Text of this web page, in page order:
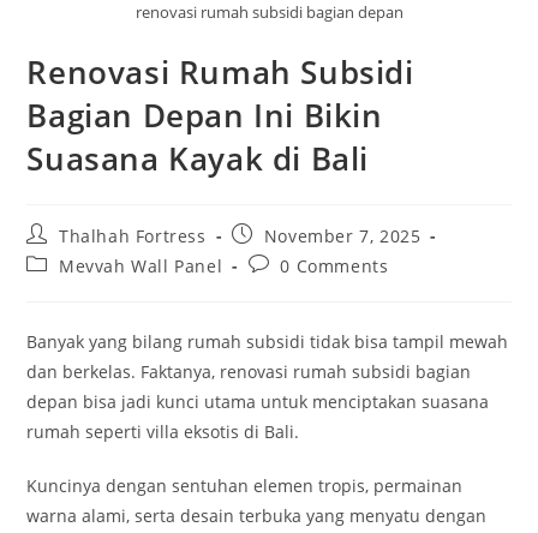
renovasi rumah subsidi bagian depan
Renovasi Rumah Subsidi
Bagian Depan Ini Bikin
Suasana Kayak di Bali
Post
author:
Thalhah Fortress
Post
published:
November 7, 2025
PostMevvah Wall Panel
Post0 Comments
Banyak yang bilang rumah subsidi tidak bisa tampil mewah
dan berkelas. Faktanya, renovasi rumah subsidi bagian
depan bisa jadi kunci utama untuk menciptakan suasana
rumah seperti villa eksotis di Bali.
Kuncinya dengan sentuhan elemen tropis, permainan
warna alami, serta desain terbuka yang menyatu dengan